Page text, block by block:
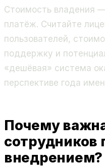
Стоимость владения
платёж. Считайте
пользователей,
поддержку и
«дешёвая» система
перспективе года
Почему
сотрудников
внедрением?